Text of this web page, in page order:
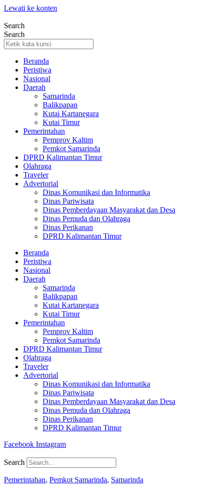
Lewati ke konten
Search
Search
Beranda
Peristiwa
Nasional
Daerah
Samarinda
Balikpapan
Kutai Kartanegara
Kutai Timur
Pemerintahan
Pemprov Kaltim
Pemkot Samarinda
DPRD Kalimantan Timur
Olahraga
Traveler
Advertorial
Dinas Komunikasi dan Informatika
Dinas Pariwisata
Dinas Pemberdayaan Masyarakat dan Desa
Dinas Pemuda dan Olahraga
Dinas Perikanan
DPRD Kalimantan Timur
Beranda
Peristiwa
Nasional
Daerah
Samarinda
Balikpapan
Kutai Kartanegara
Kutai Timur
Pemerintahan
Pemprov Kaltim
Pemkot Samarinda
DPRD Kalimantan Timur
Olahraga
Traveler
Advertorial
Dinas Komunikasi dan Informatika
Dinas Pariwisata
Dinas Pemberdayaan Masyarakat dan Desa
Dinas Pemuda dan Olahraga
Dinas Perikanan
DPRD Kalimantan Timur
Facebook Instagram
Search
Pemerintahan, Pemkot Samarinda, Samarinda